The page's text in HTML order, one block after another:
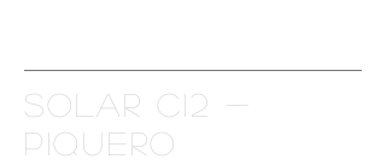
Solar C12 -
PIQUERO